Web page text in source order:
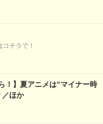
チラで！
！】夏アニメは“マイナー時
／ほか